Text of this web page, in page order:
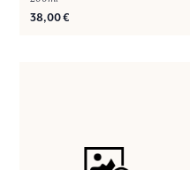
38,00 €